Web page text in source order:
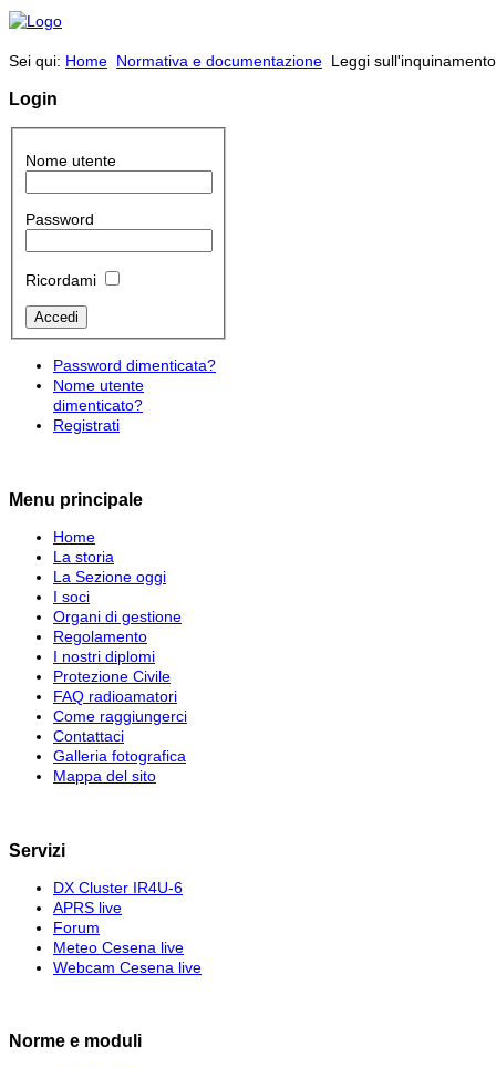
Sei qui: Home Normativa e documentazione Leggi
Login
Nome utente
Password
Ricordami
Password dimenticata?
Nome utente
dimenticato?
Registrati
Menu principale
Home
La storia
La Sezione oggi
I soci
Organi di gestione
Regolamento
I nostri diplomi
Protezione Civile
FAQ radioamatori
Come raggiungerci
Contattaci
Galleria fotografica
Mappa del sito
Servizi
DX Cluster IR4U-6
APRS live
Forum
Meteo Cesena live
Webcam Cesena live
Norme e moduli